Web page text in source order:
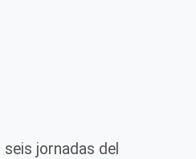
jornadas del